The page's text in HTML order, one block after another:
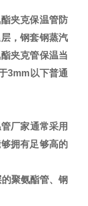
夹克保温管防
，钢套钢蒸汽
夹克管保温当
3mm以下普通
厂家通常采用
拥有足够高的
聚氨酯管、钢